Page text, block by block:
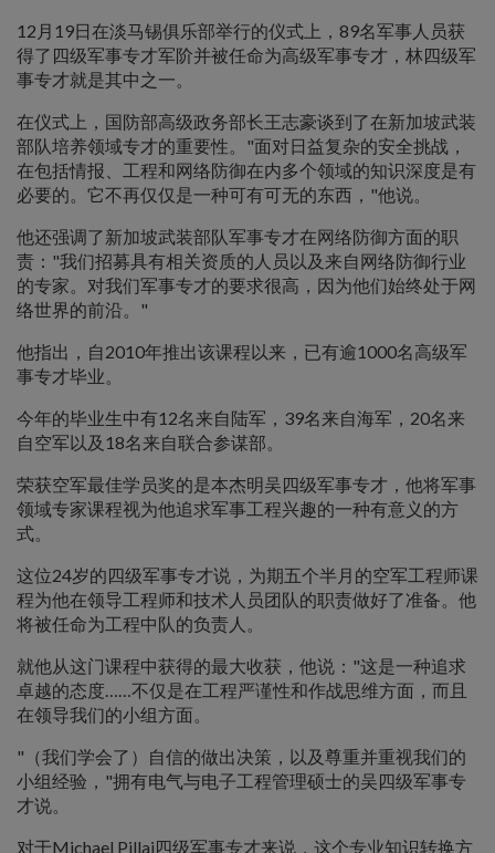
12月19日在淡马锡俱乐部举行的仪式上，89名军事人员获
得了四级军事专才军阶并被任命为高级军事专才，林四级军
事专才就是其中之一。
在仪式上，国防部高级政务部长王志豪谈到了在新加坡武装
部队培养领域专才的重要性。"面对日益复杂的安全挑战，
在包括情报、工程和网络防御在内多个领域的知识深度是有
必要的。它不再仅仅是一种可有可无的东西，"他说。
他还强调了新加坡武装部队军事专才在网络防御方面的职
责："我们招募具有相关资质的人员以及来自网络防御行业
的专家。对我们军事专才的要求很高，因为他们始终处于网
络世界的前沿。"
他指出，自2010年推出该课程以来，已有逾1000名高级军
事专才毕业。
今年的毕业生中有12名来自陆军，39名来自海军，20名来
自空军以及18名来自联合参谋部。
荣获空军最佳学员奖的是本杰明吴四级军事专才，他将军事
领域专家课程视为他追求军事工程兴趣的一种有意义的方
式。
这位24岁的四级军事专才说，为期五个半月的空军工程师课
程为他在领导工程师和技术人员团队的职责做好了准备。他
将被任命为工程中队的负责人。
就他从这门课程中获得的最大收获，他说："这是一种追求
卓越的态度……不仅是在工程严谨性和作战思维方面，而且
在领导我们的小组方面。
"（我们学会了）自信的做出决策，以及尊重并重视我们的
小组经验，"拥有电气与电子工程管理硕士的吴四级军事专
才说。
对于Michael Pillai四级军事专才来说，这个专业知识转换方